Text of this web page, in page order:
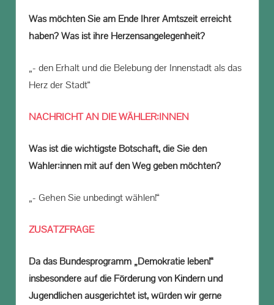
Was möchten Sie am Ende Ihrer Amtszeit erreicht
haben? Was ist ihre Herzensangelegenheit?
„- den Erhalt und die Belebung der Innenstadt als das
Herz der Stadt“
NACHRICHT AN DIE WÄHLER:INNEN
Was ist die wichtigste Botschaft, die Sie den
Wähler:innen mit auf den Weg geben möchten?
„- Gehen Sie unbedingt wählen!“
ZUSATZFRAGE
Da das Bundesprogramm „Demokratie leben!“
insbesondere auf die Förderung von Kindern und
Jugendlichen ausgerichtet ist, würden wir gerne